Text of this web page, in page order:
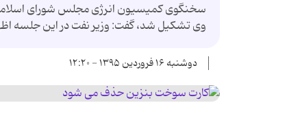
سخنگوی کمیسیون انرژی مجلس شورای
وی تشکیل شد، گفت: وزیر نفت در این جلسه
دوشنبه ۱۶ فروردین ۱۳۹۵ - ۱۲:۲۰